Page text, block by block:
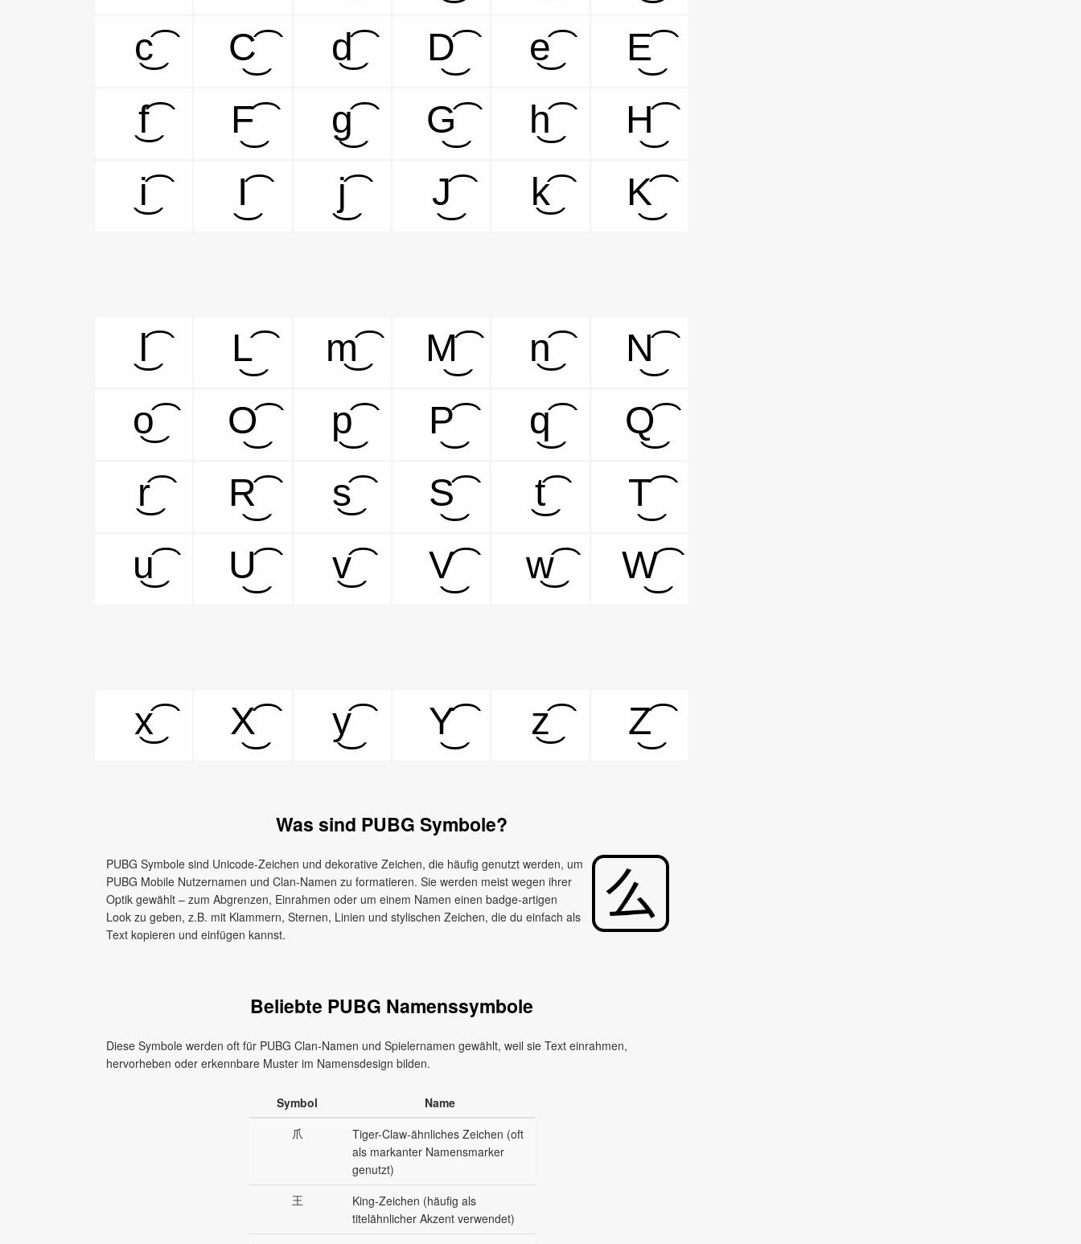
c͜͡
C͜͡ d͜͡ D͜͡ e͜͡
E͜͡
f͜͡
F͜͡ g͜͡ G͜͡ h͜͡
H͜͡
i͜͡
I͜͡ j͜͡ J͜͡ k͜͡ K͜͡
l͜͡ L͜͡ m͜͡ M͜͡ n͜͡
N͜͡
o͜͡
O͜͡ p͜͡ P͜͡ q͜͡
Q͜͡
r͜͡
R͜͡ s͜͡ S͜͡ t͜͡
T͜͡
u͜͡
U͜͡ v͜͡ V͜͡ w͜͡ W͜͡
x͜͡ X͜͡ y͜͡ Y͜͡ z͜͡ Z͜͡
Was sind PUBG Symbole?
PUBG Symbole sind Unicode-Zeichen und dekorative Zeichen, die häufig genutzt werden, um
PUBG Mobile Nutzernamen und Clan-Namen zu formatieren. Sie werden meist wegen ihrer
Optik gewählt – zum Abgrenzen, Einrahmen oder um einem Namen einen badge‑artigen
Look zu geben, z.B. mit Klammern, Sternen, Linien und stylischen Zeichen, die du einfach als
Text kopieren und einfügen kannst.
Beliebte PUBG Namenssymbole
Diese Symbole werden oft für PUBG Clan-Namen und Spielernamen gewählt, weil sie Text einrahmen,
hervorheben oder erkennbare Muster im Namensdesign bilden.
Symbol
Name
爪
Tiger-Claw‑ähnliches Zeichen (oft
als markanter Namensmarker
genutzt)
王
King-Zeichen (häufig als
titelähnlicher Akzent verwendet)